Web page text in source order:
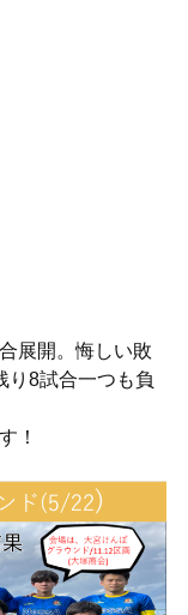
展開。悔しい敗
り8試合一つも負
！